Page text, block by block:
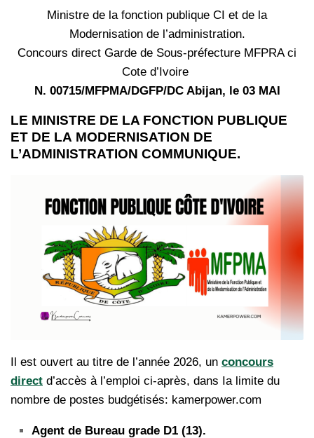
Ministre de la fonction publique CI et de la
Modernisation de l’administration.
Concours direct Garde de Sous-préfecture MFPRA ci
Cote d’Ivoire
N. 00715/MFPMA/DGFP/DC Abijan, le 03 MAI
LE MINISTRE DE LA FONCTION PUBLIQUE
ET DE LA MODERNISATION DE
L’ADMINISTRATION COMMUNIQUE.
Il est ouvert au titre de l’année 2026, un concours
direct d’accès à l’emploi ci-après, dans Ia limite du
nombre de postes budgétisés: kamerpower.com
Agent de Bureau grade D1 (13).